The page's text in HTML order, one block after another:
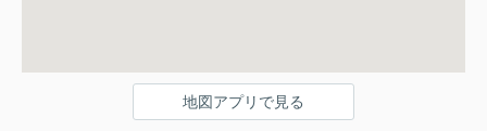
地図アプリで見る